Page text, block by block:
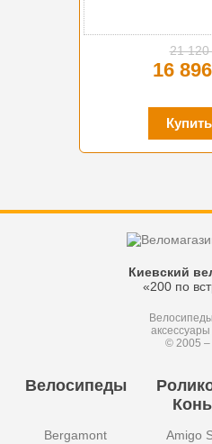
21 120
16
Купить
Киевский
«200 по
© 2005 –
Велосипеды
Bergamont Amigo